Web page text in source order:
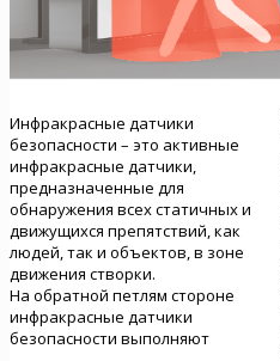
Инфракрасные датчики
безопасности – это активные
инфракрасные датчики,
предназначенные для
обнаружения всех статичных и
движущихся препятствий, как
людей, так и объектов, в зоне
движения створки.
На обратной петлям стороне
инфракрасные датчики
безопасности выполняют